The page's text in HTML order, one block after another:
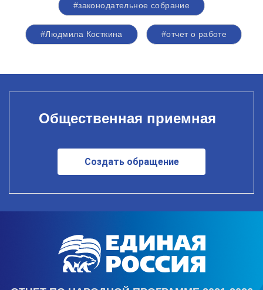
#законодательное собрание
#Людмила Косткина #отчет о работе
Общественная приемная
Создать обращение